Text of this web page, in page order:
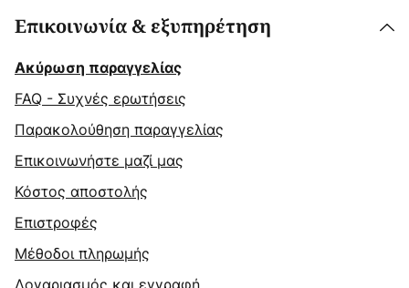
Επικοινωνία & εξυπηρέτηση
Ακύρωση παραγγελίας
FAQ - Συχνές ερωτήσεις
Παρακολούθηση παραγγελίας
Επικοινωνήστε μαζί μας
Κόστος αποστολής
Επιστροφές
Μέθοδοι πληρωμής